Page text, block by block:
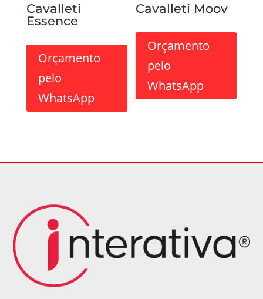
Cavalleti
Essence
Orçamento
pelo
WhatsApp
Cavalleti Moov
Orçamento
pelo
WhatsApp